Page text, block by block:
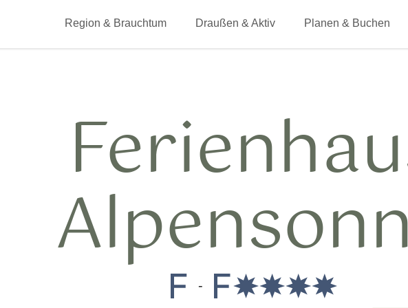
Region & Brauchtum Draußen & Aktiv Planen & Buchen
-